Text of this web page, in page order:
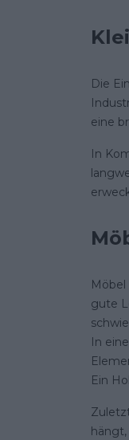
Die
eine
In
gute
In
Ein